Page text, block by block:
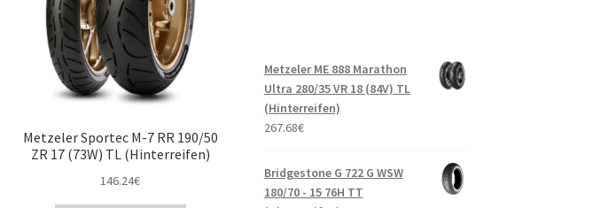
Metzeler Sportec M-7 RR 190/50
ZR 17 (73W) TL (Hinterreifen)
146.24€
Metzeler ME 888 Marathon
Ultra 280/35 VR 18 (84V) TL
(Hinterreifen)
267.68€
Bridgestone G 722 G WSW
180/70 - 15 76H TT